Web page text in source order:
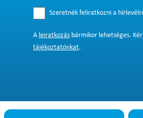
Szeretnék feliratkozni a
A leiratkozás bármikor lehetséges.
tájékoztatónkat.